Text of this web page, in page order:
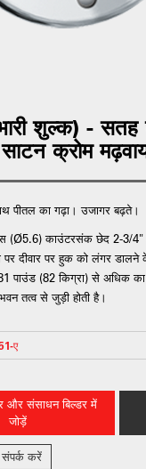
शुल्क) - सतह
क्रोम
पीतल का गढ़ा। उजागर बढ़ते।
(Ø5.6) काउंटरसंक छेद 2-3/4"
पर दीवार पर हुक को लंगर डालने
पाउंड (82 किग्रा) से अधिक
तत्व से जुड़ी होती है।
ए
और संसाधन बिल्डर में
जोड़ें
संपर्क करें